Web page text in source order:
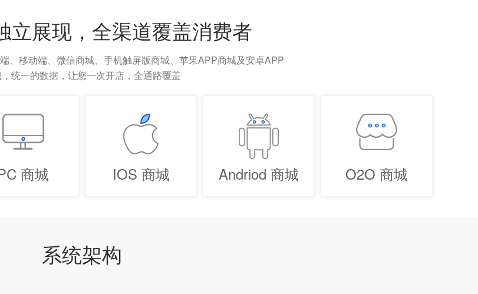
立展现，全渠道覆盖消费者
、移动端、微信商城、手机触屏版商城、苹果APP商城及安卓APP
统一的数据，让您一次开店，全通路覆盖
商城 IOS 商城 Andriod 商城 O2O 商城
系统架构